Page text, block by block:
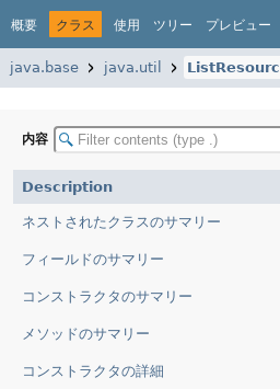
概要 クラス 使用 ツリー プレビュー
java.base java.util
内容
Description
ネストされたクラスのサマリー
フィールドのサマリー
コンストラクタのサマリー
メソッドのサマリー
コンストラクタの詳細